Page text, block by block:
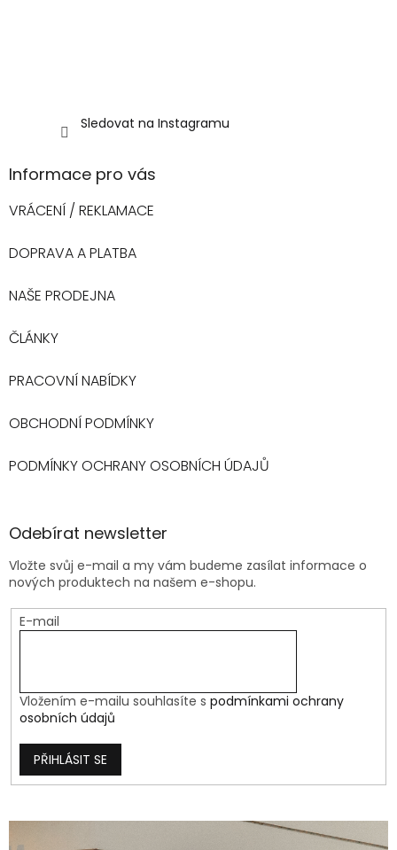
Sledovat na Instagramu
Informace pro vás
VRÁCENÍ / REKLAMACE
DOPRAVA A PLATBA
NAŠE PRODEJNA
ČLÁNKY
PRACOVNÍ NABÍDKY
OBCHODNÍ PODMÍNKY
PODMÍNKY OCHRANY OSOBNÍCH ÚDAJŮ
Odebírat newsletter
Vložte svůj e-mail a my vám budeme zasílat informace o
nových produktech na našem e-shopu.
E-mail
Vložením e-mailu souhlasíte s podmínkami ochrany
osobních údajů
PŘIHLÁSIT SE